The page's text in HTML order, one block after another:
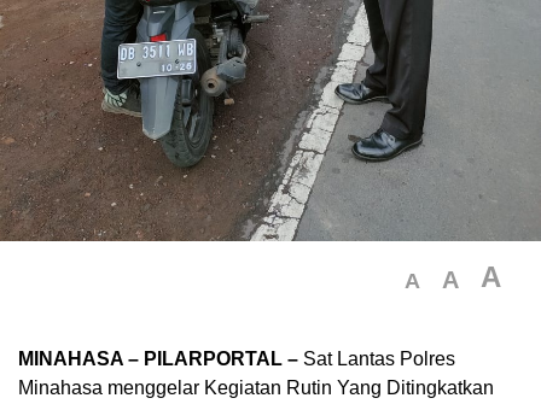
A A A
MINAHASA – PILARPORTAL – Sat Lantas Polres
Minahasa menggelar Kegiatan Rutin Yang Ditingkatkan